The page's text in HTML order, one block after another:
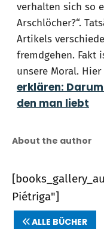
verhalten sich so
Arschlöcher?“.
Artikels
fremdgehen. Fakt
unsere Moral.
erklären:
den man liebt
About the author
Piétriga"]
ALLE BÜCHER